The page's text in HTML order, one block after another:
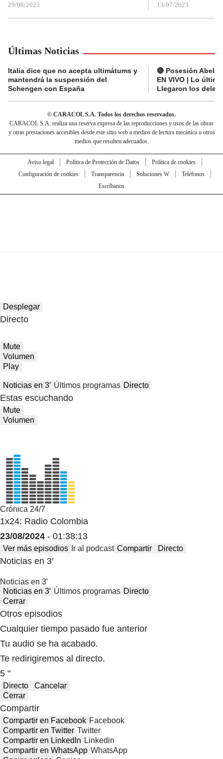
29/08/2023 13/07/2023
Últimas Noticias
Italia dice que no acepta ultimátums y
mantendrá la suspensión del
Schengen con España
🔴 Posesión
EN VIVO | Lo
Llegaron los
© CARACOL S.A. Todos los derechos reservados.
CARACOL S.A. realiza una reserva expresa de las reproducciones y usos de las obras
y otras prestaciones accesibles desde este sitio web a medios de lectura mecánica u otros
medios que resulten adecuados.
Aviso legal Política de Protección de Datos
Política de cookies
Configuración de cookies
Transparencia Soluciones W
Teléfonos
Escríbanos
Desplegar
Directo
Mute
Volumen
Play
Noticias en 3′ Últimos programas Directo
Estas escuchando
Mute
Volumen
Crónica 24/7
1x24: Radio Colombia
23/08/2024 - 01:38:13
Ver más episodios Ir al podcast Compartir Directo
Noticias en 3′
Noticias en 3′
Noticias en 3′ Últimos programas Directo
Cerrar
Otros episodios
Cualquier tiempo pasado fue anterior
Tu audio se ha acabado.
Te redirigiremos al directo.
5 "
Directo
Cancelar
Cerrar
Compartir
Compartir en Facebook Facebook
Compartir en Twitter Twitter
Compartir en LinkedIn Linkedin
Compartir en WhatsApp WhatsApp